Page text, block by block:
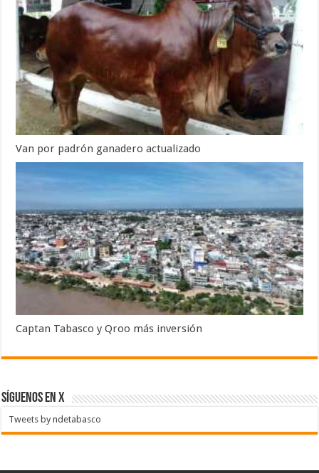
Van por padrón ganadero actualizado
Captan Tabasco y Qroo más inversión
SÍGUENOS EN X
Tweets by ndetabasco